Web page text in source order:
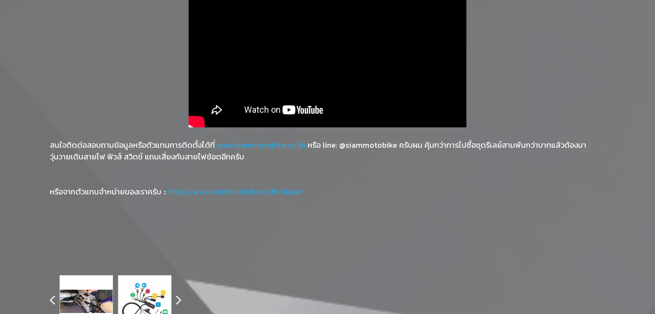
สนใจติดต่อสอบถามข้อมูลหรือตัวแทนการติดตั้งได้ที่www.siammotobike.co.th หรือ line: @siammotobike ครับผม คุ้มกว่าการไปซื้อชุดรีเลย์สามพันกว่าบาทแล้วต้องมา
วุ่นวายเดินสายไฟ ฟิวส์ สวิตช์ แถมเสี่ยงกับสายไฟช้อตอีกครับ
หรือจากตัวแทนจำหน่ายของเราครับ :: https://www.siammotobike.co.th/dealer